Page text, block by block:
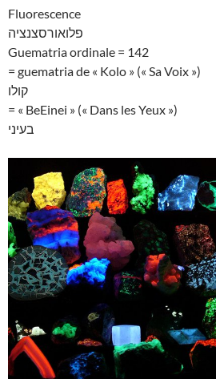
Fluorescence
פלואורסצנציה
Guematria ordinale = 142
= guematria de « Kolo » (« Sa Voix »)
קולו
= « BeEinei » (« Dans les Yeux »)
בעיני